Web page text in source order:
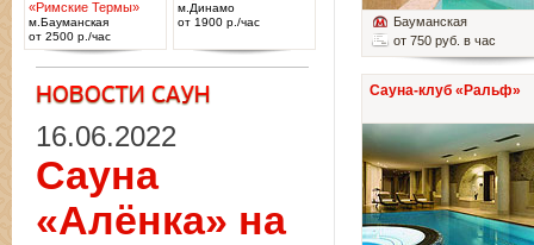
Бауманская
от 750 руб. в час
Сауна-клуб «Ральф»
«Римские Термы»
м.Бауманская
от 2500 р./час
м.Динамо
от 1900 р./час
16.06.2022
Сауна
«Алёнка» на